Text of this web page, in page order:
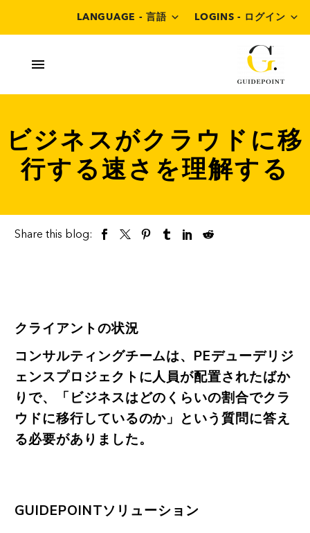
LANGUAGE - 言語 LOGINS - ログイン
ビジネスがクラウドに移
行する速さを理解する
Share this blog:
クライアントの状況
コンサルティングチームは、PEデューデリジ
ェンスプロジェクトに人員が配置されたばか
りで、「ビジネスはどのくらいの割合でクラ
ウドに移行しているのか」という質問に答え
る必要がありました。
GUIDEPOINTソリューション